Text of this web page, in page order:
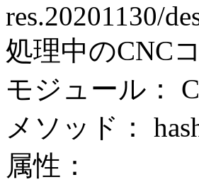
res.20201130/
処理中のCNC
モジュール：
メソッド：
属性：